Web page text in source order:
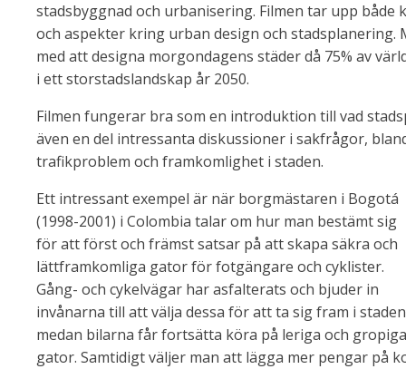
stadsbyggnad och urbanisering. Filmen tar upp både
och aspekter kring urban design och
med att designa morgondagens städer då 75% av
i ett storstadslandskap år 2050.
Filmen fungerar bra som en introduktion till vad
även en del intressanta diskussioner i sakfrågor,
trafikproblem och framkomlighet i staden.
Ett intressant exempel är när borgmästaren i Bogotá
(1998-2001) i Colombia talar om hur man bestämt sig
för att först och främst satsar på att skapa säkra och
lättframkomliga gator för fotgängare och cyklister.
Gång- och cykelvägar har asfalterats och bjuder in
invånarna till att välja dessa för att ta sig fram i
medan bilarna får fortsätta köra på leriga och gropiga
gator. Samtidigt väljer man att lägga mer pengar på